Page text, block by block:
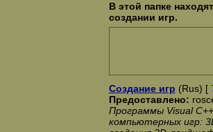
В этой папке
создании игр.
Создание игр (Rus) [
Предоставлено:
Программы Visual
компьютерных игр: